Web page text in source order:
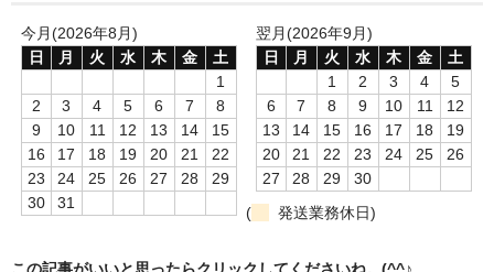
今月(2026年8月)
日
月 火 水 木 金
土
1
2
3 4 5 6 7
8
9
10 11 12 13 14
15
16
17 18 19 20 21
22
23
24 25 26 27 28
29
30
31
翌月(2026年9月)
日
月 火 水 木 金
土
1
2 3 4
5
6
7 8 9 10 11
12
13
14 15 16 17 18
19
20
21 22 23 24 25
26
27
28 29
30
(
発送業務休日)
この記事がいいと思ったらクリックしてくださいね。(^^♪